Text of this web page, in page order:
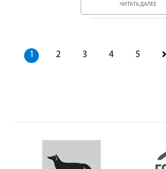
ЧИТАТЬ ДАЛЕЕ
1 2 3 4 5